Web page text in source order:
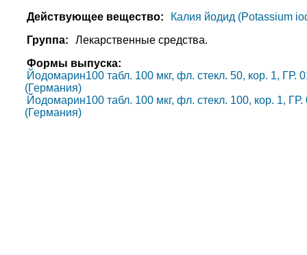
Действующее вещество:
Калия йодид (Potassium
Группа:
Лекарственные средства.
Формы выпуска:
Йодомарин100 табл. 100 мкг, фл. стекл. 50, кор. 1,
(Германия)
Йодомарин100 табл. 100 мкг, фл. стекл. 100, кор. 1,
(Германия)